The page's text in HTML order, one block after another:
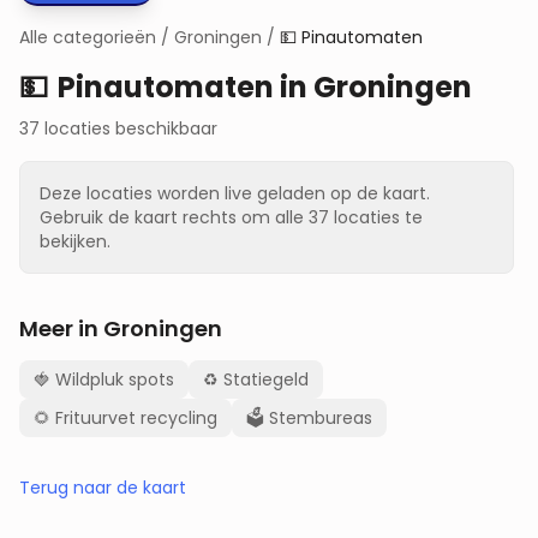
Alle categorieën / Groningen / 💵 Pinautomaten
💵 Pinautomaten in Groningen
37 locaties beschikbaar
Deze locaties worden live geladen op de kaart.
Gebruik de kaart rechts om alle 37 locaties te
bekijken.
Meer in Groningen
🍓 Wildpluk spots ♻️ Statiegeld
🌻 Frituurvet recycling 🗳️ Stembureas
Terug naar de kaart